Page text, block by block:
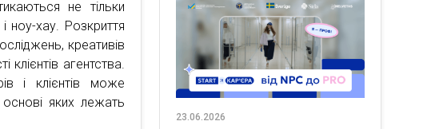
не тільки
ноу-хау. Розкриття
креативів
клієнтів агентства.
і клієнтів може
яких лежать
23.06.2026